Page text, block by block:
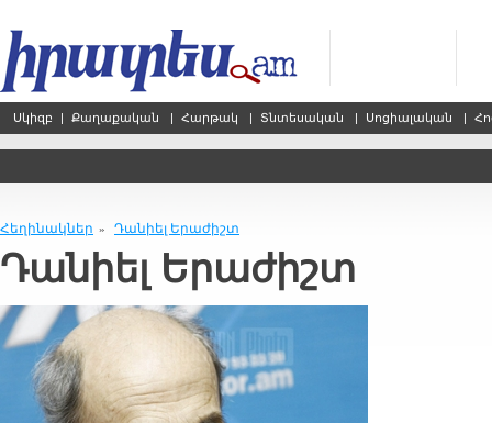
Սկիզբ | Քաղաքական | Հարթակ | Տնտեսական | Սոցիալական |
Հեղինակներ » Դանիել Երաժիշտ
Դանիել Երաժիշտ